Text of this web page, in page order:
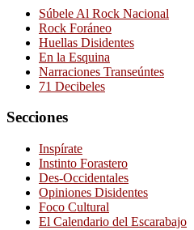
Súbele Al Rock Nacional
Rock Foráneo
Huellas Disidentes
En la Esquina
Narraciones Transeúntes
71 Decibeles
Secciones
Inspírate
Instinto Forastero
Des-Occidentales
Opiniones Disidentes
Foco Cultural
El Calendario del Escarabajo